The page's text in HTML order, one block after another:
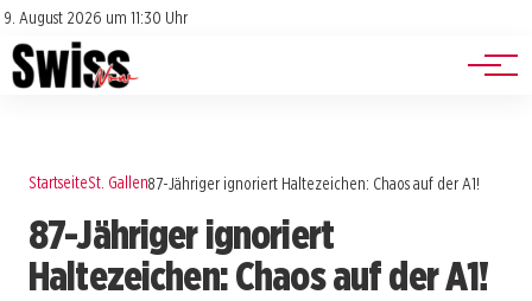
9. August 2026 um 11:30 Uhr
Impressum
Datenschutz
Jobs
Events
StartseiteSt. Gallen87-Jähriger ignoriert Haltezeichen: Chaos auf der A1!
87-Jähriger ignoriert
Haltezeichen: Chaos auf der A1!